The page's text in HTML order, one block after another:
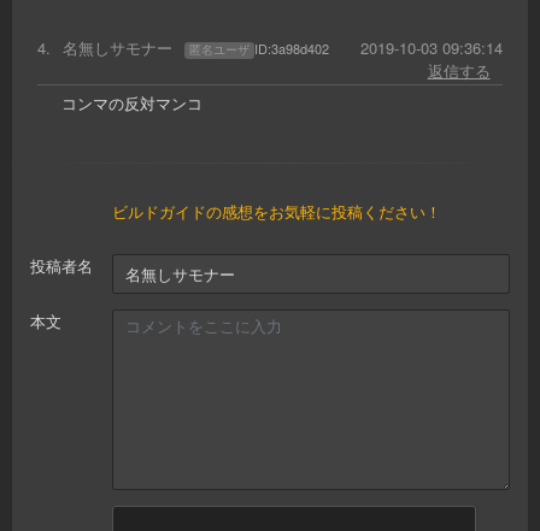
4. 名無しサモナー 匿名ユーザ ID:3a98d402
2019-10-03 09:36:14
返信する
コンマの反対マンコ
ビルドガイドの感想をお気軽に投稿ください！
投稿者名
本文